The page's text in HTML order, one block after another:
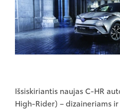
Išsiskiriantis naujas C-HR
High-Rider) – dizaineriams